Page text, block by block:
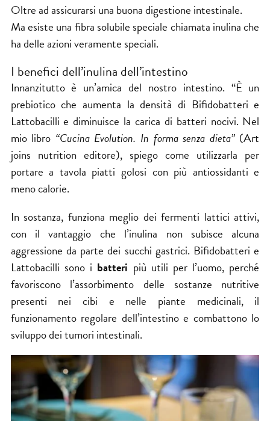
Oltre ad assicurarsi una buona digestione intestinale.
Ma esiste una fibra solubile speciale chiamata inulina che
ha delle azioni veramente speciali.
I benefici dell’inulina dell’intestino
Innanzitutto è un’amica del nostro intestino. “È un
prebiotico che aumenta la densità di Bifidobatteri e
Lattobacilli e diminuisce la carica di batteri nocivi. Nel
mio libro “Cucina Evolution. In forma senza dieta”(Art
joins nutrition editore), spiego come utilizzarla per
portare a tavola piatti golosi con più antiossidanti e
meno calorie.
In sostanza, funziona meglio dei fermenti lattici attivi,
con il vantaggio che l’inulina non subisce alcuna
aggressione da parte dei succhi gastrici. Bifidobatteri e
Lattobacilli sono i batteri più utili per l’uomo, perché
favoriscono l’assorbimento delle sostanze nutritive
presenti nei cibi e nelle piante medicinali, il
funzionamento regolare dell’intestino e combattono lo
sviluppo dei tumori intestinali.